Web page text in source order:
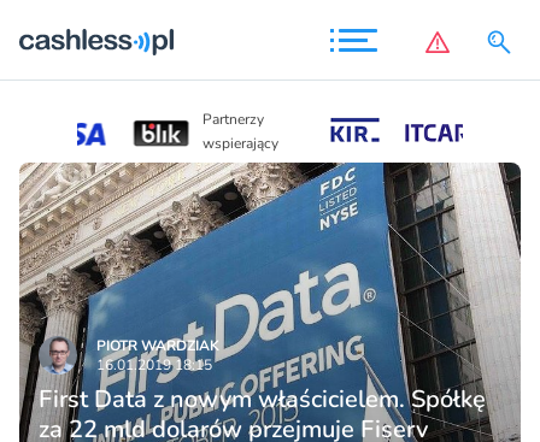
Partnerzy
wspierający
PIOTR WARDZIAK
16.01.2019 18:15
First Data z nowym właścicielem. Spółkę
za 22 mld dolarów przejmuje Fiserv